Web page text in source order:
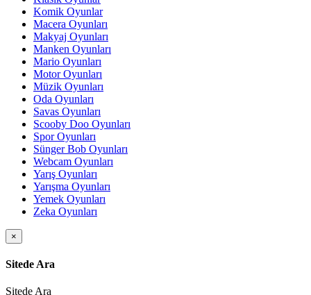
Komik Oyunlar
Macera Oyunları
Makyaj Oyunları
Manken Oyunları
Mario Oyunları
Motor Oyunları
Müzik Oyunları
Oda Oyunları
Savas Oyunları
Scooby Doo Oyunları
Spor Oyunları
Sünger Bob Oyunları
Webcam Oyunları
Yarış Oyunları
Yarışma Oyunları
Yemek Oyunları
Zeka Oyunları
×
Sitede Ara
Sitede Ara